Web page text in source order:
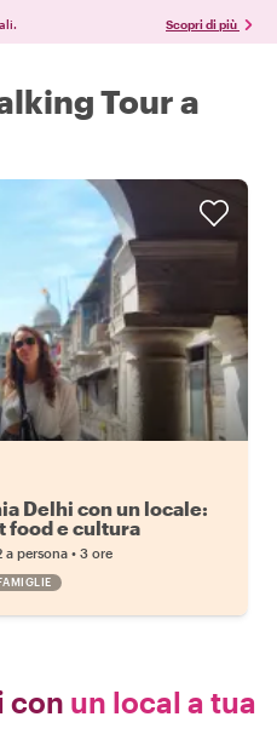
Scopri di più
Tour a
Delhi con un locale:
food e cultura
a persona • 3 ore
con un local a tua